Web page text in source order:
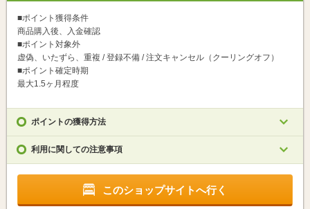
■ポイント獲得条件
商品購入後、入金確認
■ポイント対象外
虚偽、いたずら、重複 / 登録不備 / 注文キャンセル（クーリングオフ）
■ポイント確定時期
最大1.5ヶ月程度
ポイントの獲得方法
利用に関しての注意事項
このショップサイトへ行く